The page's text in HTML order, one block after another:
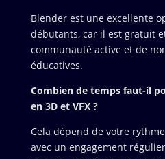
Blender est une excellente
débutants, car il est gratuit
communauté active et de
éducatives.
Combien de temps faut-il
en 3D et VFX ?
Cela dépend de votre
avec un engagement